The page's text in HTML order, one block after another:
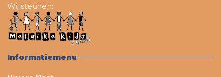
Wij steunen:
Informatiemenu